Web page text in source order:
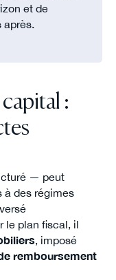
et de
après.
:
— peut
à des régimes
le plan fiscal, il
, imposé
remboursement